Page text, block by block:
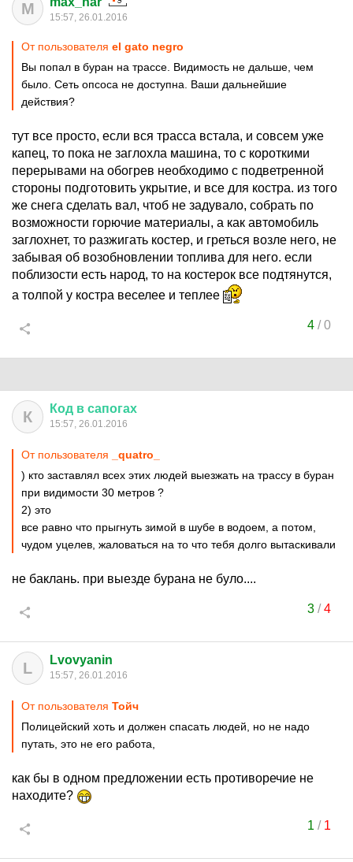
M 15:57, 26.01.2016
От пользователя el gato negro
Вы попал в буран на трассе. Видимость не дальше, чем
было. Сеть опсоса не доступна. Ваши дальнейшие
действия?
тут все просто, если вся трасса встала, и совсем уже
капец, то пока не заглохла машина, то с короткими
перерывами на обогрев необходимо с подветренной
стороны подготовить укрытие, и все для костра. из того
же снега сделать вал, чтоб не задувало, собрать по
возможности горючие материалы, а как автомобиль
заглохнет, то разжигать костер, и греться возле него, не
забывая об возобновлении топлива для него. если
поблизости есть народ, то на костерок все подтянутся,
а толпой у костра веселее и теплее
4/0
К Код в сапогах
15:57, 26.01.2016
От пользователя
_quatro_
) кто заставлял всех этих людей выезжать на трассу в буран
при видимости 30 метров ?
2) это
все равно что прыгнуть зимой в шубе в водоем, а потом,
чудом уцелев, жаловаться на то что тебя долго вытаскивали
не баклань. при выезде бурана не було....
3/4
L Lvovyanin
15:57, 26.01.2016
От пользователя Тойч
Полицейский хоть и должен спасать людей, но не надо
путать, это не его работа,
как бы в одном предложении есть противоречие не
находите?
1 / 1